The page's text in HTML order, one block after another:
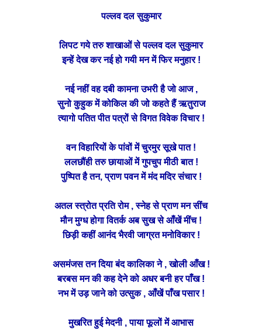
पल्लव दल सुकुमार
लिपट गये तरु शाखाओं से पल्लव दल सुकुमार
इन्हें देख कर नई हो गयी मन में फिर मनुहार !
नई नहीं वह दबी कामना उभरी है जो आज ,
सुनो कुहुक में कोकिल की जो कहते हैं ऋतुराज
त्यागो पतित पीत पत्रों से विगत विवेक विचार !
वन विहारियों के पांवों में चुरमुर सूखे पात !
ललछौंही तरु छायाओं में गुपचुप मीठी बात !
पुष्पित है तन, प्राण पवन में मंद मदिर संचार !
अतल स्त्रोत प्रति रोम , स्नेह से प्राण मन सींच
मौन मुग्ध होगा वितर्क अब सुख से आँखें मींच !
छिड़ी कहीं आनंद भैरवी जाग्रत मनोविकार !
असमंजस तन दिया बंद कालिका ने , खोली आँख !
बरबस मन की कह देने को अधर बनी हर पाँख !
नभ में उड़ जाने को उत्सुक , आँखें पाँख पसार !
मुखरित हुई मेदनी , पाया फूलों में आभास